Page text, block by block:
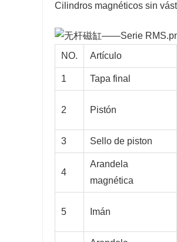
Cilindros magnéticos sin
NO. Artículo
1 Tapa final
2 Pistón
3 Sello de piston
4
Arandela
magnética
5 Imán